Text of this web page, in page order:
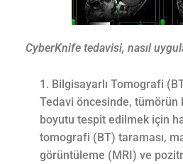
CyberKnife tedavisi, nasıl
Bilgisayarlı Tomografi
Tedavi öncesinde, tümörün
boyutu tespit edilmek için
tomografi (BT) taraması,
görüntüleme (MRI) ve